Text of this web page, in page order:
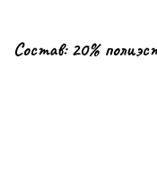
Состав: 20%